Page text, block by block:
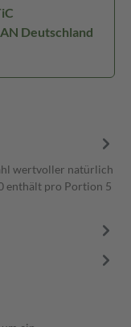
Deutschland
wertvoller natürlich
enthält pro Portion 5